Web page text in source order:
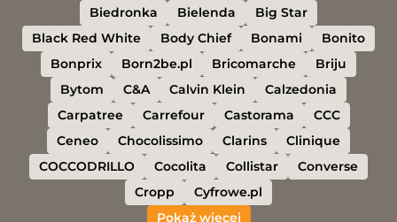
Biedronka
Bielenda
Big Star
Black Red White
Body Chief Bonami
Bonito
Bonprix
Born2be.pl Bricomarche
Briju
Bytom
C&A Calvin Klein
Calzedonia
Carpatree
Carrefour Castorama
CCC
Ceneo
Chocolissimo Clarins
Clinique
COCCODRILLO
Cocolita Collistar
Converse
Cropp
Cyfrowe.pl
Pokaż więcej